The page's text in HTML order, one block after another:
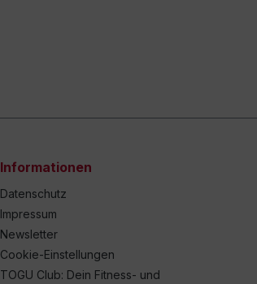
Informationen
Datenschutz
Impressum
Newsletter
Cookie-Einstellungen
TOGU Club: Dein Fitness- und